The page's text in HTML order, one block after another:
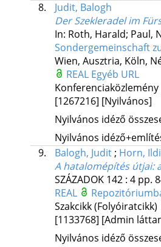
8.
Judit, Balogh
Der Szekleradel im
In: Roth, Harald; Paul,
Sondergemeinschaft
Wien, Ausztria, Köln,
REAL Egyéb URL
[1267216] [Nyilvános]
Nyilvános idéző
Nyilvános
9.
Balogh, Judit; Horn,
A hatalomépítés útjai:
SZÁZADOK 142: 4 pp.
REAL
Szakcikk
[1133768] [Admin
Nyilvános idéző